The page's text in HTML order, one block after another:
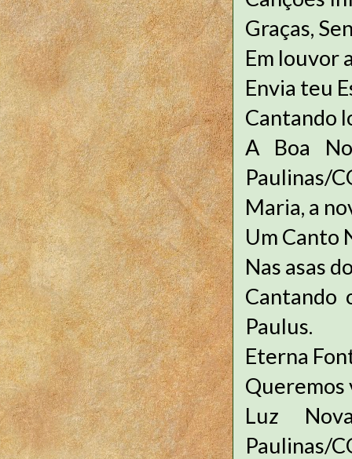
Graças,
Em louvor
Envia teu
Cantando
A Boa
Paulinas/
Maria, a
Um Canto
Nas asas
Cantando
Paulus.
Eterna
Queremos
Luz
Paulinas/